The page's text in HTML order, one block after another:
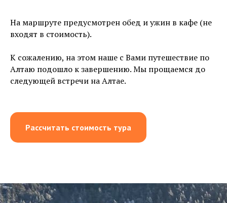
На маршруте предусмотрен обед и ужин в кафе (не
входят в стоимость).
К сожалению, на этом наше с Вами путешествие по
Алтаю подошло к завершению. Мы прощаемся до
следующей встречи на Алтае.
Рассчитать стоимость тура